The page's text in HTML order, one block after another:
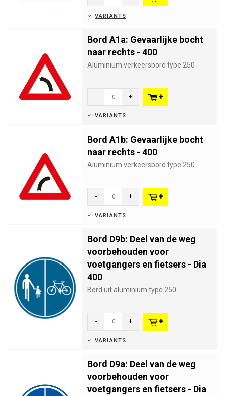
VARIANTS
Bord A1a: Gevaarlijke bocht
naar rechts - 400
Aluminium verkeersbord type 250
- +
VARIANTS
Bord A1b: Gevaarlijke bocht
naar rechts - 400
Aluminium verkeersbord type 250
- +
VARIANTS
Bord D9b: Deel van de weg
voorbehouden voor
voetgangers en fietsers - Dia
400
Bord uit aluminium type 250
- +
VARIANTS
Bord D9a: Deel van de weg
voorbehouden voor
voetgangers en fietsers - Dia